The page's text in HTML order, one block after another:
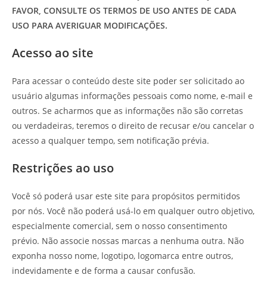
FAVOR, CONSULTE OS TERMOS DE USO ANTES DE CADA
USO PARA AVERIGUAR MODIFICAÇÕES.
Acesso ao site
Para acessar o conteúdo deste site poder ser solicitado ao
usuário algumas informações pessoais como nome, e-mail e
outros. Se acharmos que as informações não são corretas
ou verdadeiras, teremos o direito de recusar e/ou cancelar o
acesso a qualquer tempo, sem notificação prévia.
Restrições ao uso
Você só poderá usar este site para propósitos permitidos
por nós. Você não poderá usá-lo em qualquer outro objetivo,
especialmente comercial, sem o nosso consentimento
prévio. Não associe nossas marcas a nenhuma outra. Não
exponha nosso nome, logotipo, logomarca entre outros,
indevidamente e de forma a causar confusão.